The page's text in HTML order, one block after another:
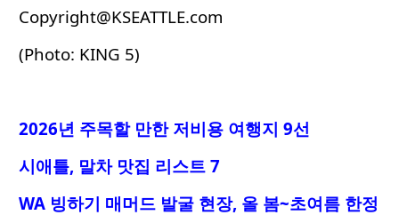
Copyright@KSEATTLE.com
(Photo: KING 5)
2026년 주목할 만한 저비용 여행지 9선
시애틀, 말차 맛집 리스트 7
WA 빙하기 매머드 발굴 현장, 올 봄~초여름 한정